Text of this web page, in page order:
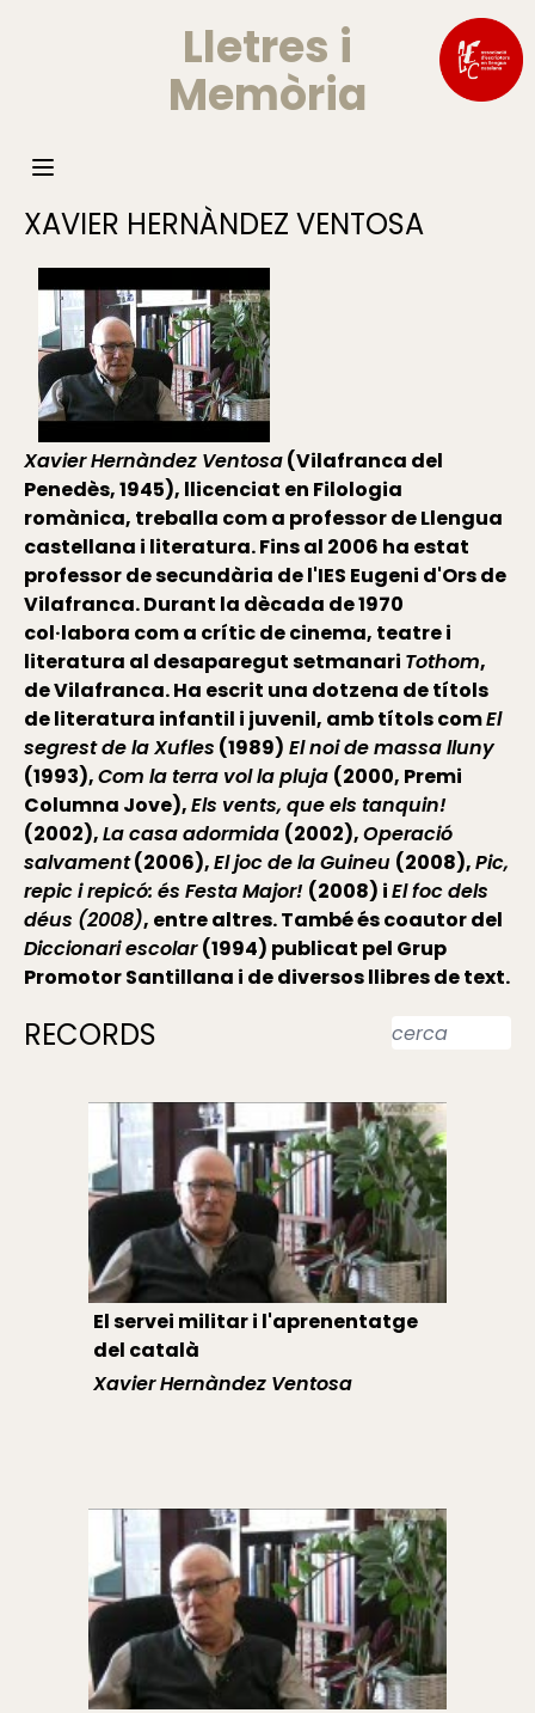
Lletres i
Memòria
XAVIER HERNÀNDEZ VENTOSA
Xavier Hernàndez Ventosa(Vilafranca del
Penedès, 1945), llicenciat en Filologia
romànica, treballa com a professor de Llengua
castellana i literatura. Fins al 2006 ha estat
professor de secundària de l'IES Eugeni d'Ors de
Vilafranca. Durant la dècada de 1970
col·labora com a crític de cinema, teatre i
literatura al desaparegut setmanari Tothom,
de Vilafranca. Ha escrit una dotzena de títols
de literatura infantil i juvenil, amb títols comEl
segrest de la Xufles (1989) El noi de massa lluny
(1993),Com la terra vol la pluja (2000, Premi
Columna Jove),Els vents, que els tanquin!
(2002),La casa adormida (2002),Operació
salvament(2006),El joc de la Guineu (2008),Pic,
repic i repicó: és Festa Major! (2008) iEl foc dels
déus (2008), entre altres. També és coautor del
Diccionari escolar(1994) publicat pel Grup
Promotor Santillana i de diversos llibres de text.
RECORDS
El servei militar i l'aprenentatge
del català
Xavier Hernàndez Ventosa